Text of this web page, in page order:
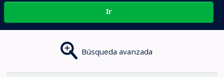
Ir
Búsqueda avanzada